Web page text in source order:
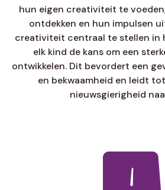
hun eigen creativiteit te
ontdekken en hun impulsen
creativiteit centraal te stellen in
elk kind de kans om een
ontwikkelen. Dit bevordert een
en bekwaamheid en leidt
nieuwsgierigheid